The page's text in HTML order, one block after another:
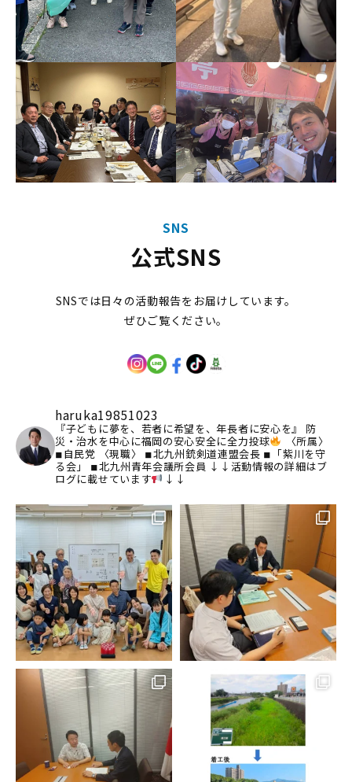
SNS
公式SNS
SNSでは日々の活動報告をお届けしています。
ぜひご覧ください。
haruka19851023
『子どもに夢を、若者に希望を、年長者に安心を』
防
災・治水を中心に福岡の安心安全に全力投球
〈所属〉
◾︎自民党 〈現職〉 ◾︎北九州銃剣道連盟会長 ◾︎「紫川を守
る会」
◾︎北九州青年会議所会員 ↓↓活動情報の詳細はブ
ログに載せています
↓↓